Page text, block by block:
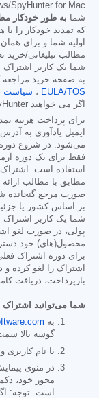
شما به طور خودکار
که تمدید خودکار را
اولیه شما و برای
مطالب تبلیغاتی/
شما یک کاربر اشتراک
به صفحه خرید مراجعه
EULA/TOS ، سیاست
اگر می خواهید SpyHunter را حذف کنید،
برای پرداخت هزینه
ایمیل یادآوری به
می‌شود. در شروع دوره
فقط برای یک دوره
استفاده است.
مطابق با مطالب
صورت مرجع
بر اساس کشور یا
شما یک کاربر اشتراک
پولی، در صورت لغو
محصول(های) خود
اشتراک را لغو کرده
بازپرداخت، دریافت
شما می‌توانید اشتراک
به
گوشه بالا
با نام کاربری
در منوی
مجوز خود،
است. توجه: